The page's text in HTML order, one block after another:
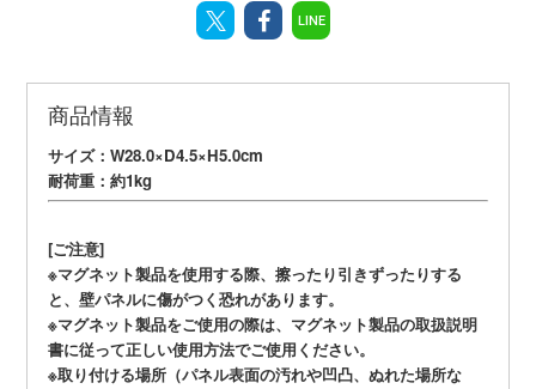
LINE
商品情報
サイズ：W28.0×D4.5×H5.0cm
耐荷重：約1kg
[ご注意]
※マグネット製品を使用する際、擦ったり引きずったりする
と、壁パネルに傷がつく恐れがあります。
※マグネット製品をご使用の際は、マグネット製品の取扱説明
書に従って正しい使用方法でご使用ください。
※取り付ける場所（パネル表面の汚れや凹凸、ぬれた場所な